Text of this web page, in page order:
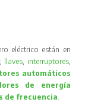
eléctrico están en
llaves, interruptores,
automáticos
de energía
de frecuencia.